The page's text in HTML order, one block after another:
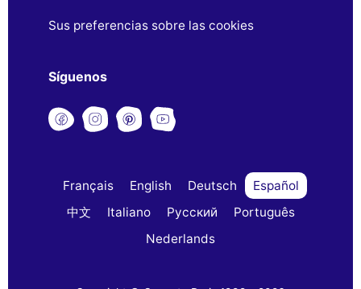
Sus preferencias sobre las cookies
Síguenos
Français English Deutsch
Español
中文
Italiano Русский
Português
Nederlands